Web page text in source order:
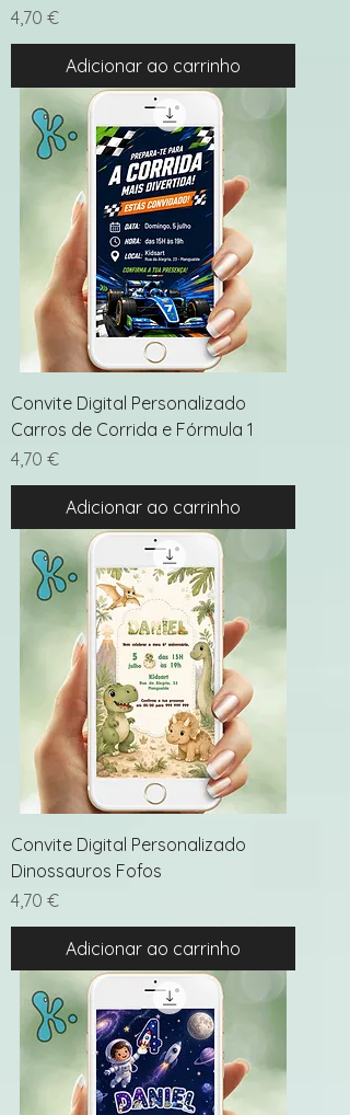
Preço
4,70 €
Adicionar ao carrinho
Convite Digital Personalizado
Carros de Corrida e Fórmula 1
Preço
4,70 €
Adicionar ao carrinho
Convite Digital Personalizado
Dinossauros Fofos
Preço
4,70 €
Adicionar ao carrinho